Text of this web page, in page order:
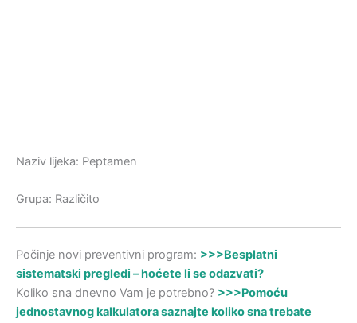
Naziv lijeka: Peptamen
Grupa: Različito
Počinje novi preventivni program: >>>Besplatni
sistematski pregledi – hoćete li se odazvati?
Koliko sna dnevno Vam je potrebno? >>>Pomoću
jednostavnog kalkulatora saznajte koliko sna trebate